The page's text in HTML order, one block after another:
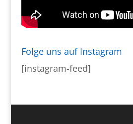
Folge uns auf Instagram
[instagram-feed]